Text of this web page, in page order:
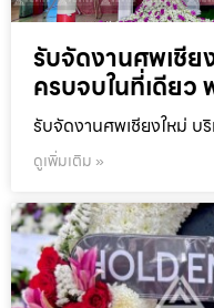
รับจัดงานศพเชีย
ครบจบในที่เดียว
รับจัดงานศพเชียงใหม่ บ
ดูเพิ่มเติม »